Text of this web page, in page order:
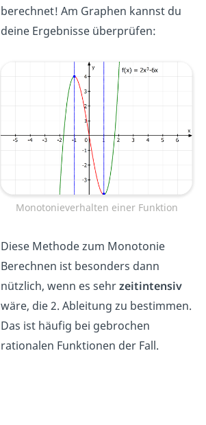
berechnet! Am Graphen kannst du
deine Ergebnisse überprüfen:
Monotonieverhalten einer Funktion
Diese Methode zum Monotonie
Berechnen ist besonders dann
nützlich, wenn es sehrzeitintensiv
wäre, die 2. Ableitung zu bestimmen.
Das ist häufig bei gebrochen
rationalen Funktionen der Fall.